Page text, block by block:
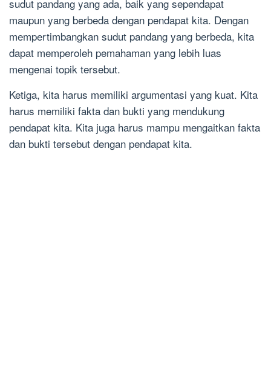
sudut pandang yang ada, baik yang sependapat
maupun yang berbeda dengan pendapat kita. Dengan
mempertimbangkan sudut pandang yang berbeda, kita
dapat memperoleh pemahaman yang lebih luas
mengenai topik tersebut.
Ketiga, kita harus memiliki argumentasi yang kuat. Kita
harus memiliki fakta dan bukti yang mendukung
pendapat kita. Kita juga harus mampu mengaitkan fakta
dan bukti tersebut dengan pendapat kita.